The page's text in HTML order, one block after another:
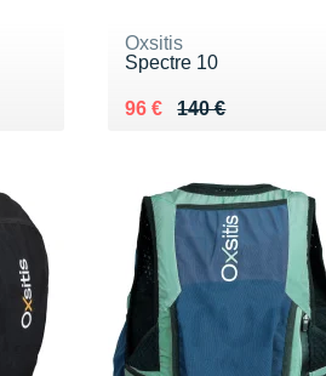
Oxsitis
Spectre 10
140 €
Au lieu de 140 €
96 €
Vendu 96 €